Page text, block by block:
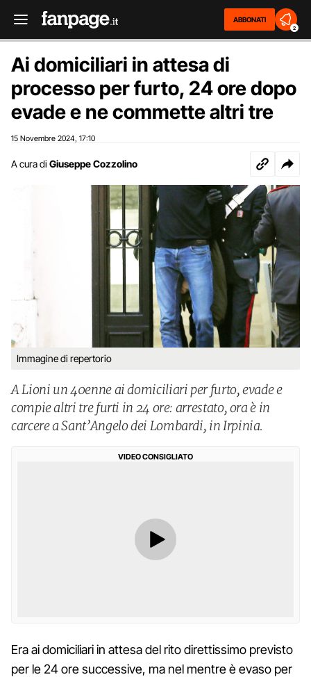
ABBONATI
2
Ai domiciliari in attesa di
processo per furto, 24 ore dopo
evade e ne commette altri tre
15 Novembre 2024 17:10
A cura di Giuseppe Cozzolino
Immagine di repertorio
A Lioni un 40enne ai domiciliari per furto, evade e
compie altri tre furti in 24 ore: arrestato, ora è in
carcere a Sant’Angelo dei Lombardi, in Irpinia.
VIDEO CONSIGLIATO
Era ai domiciliari in attesa del rito direttissimo previsto
per le 24 ore successive, ma nel mentre è evaso per